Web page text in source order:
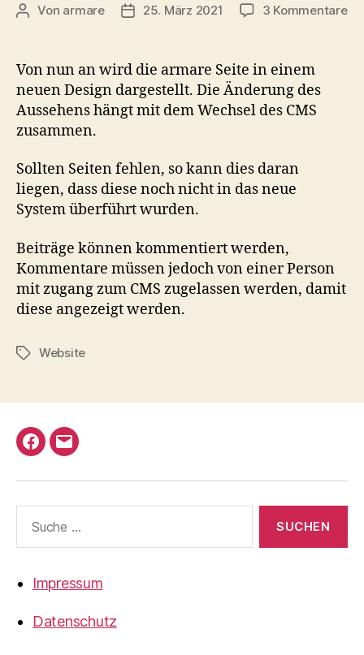
Beitragsautor
Von armare Beitragsdatum
25. März 2021 3 Kommentarezu
Von nun an wird die armare Seite in einem
neuen Design dargestellt. Die Änderung des
Aussehens hängt mit dem Wechsel des CMS
zusammen.
Sollten Seiten fehlen, so kann dies daran
liegen, dass diese noch nicht in das neue
System überführt wurden.
Beiträge können kommentiert werden,
Kommentare müssen jedoch von einer Person
mit zugang zum CMS zugelassen werden, damit
diese angezeigt werden.
Schlagwörter
Website
ArmareEmail
nach:
Impressum
Datenschutz